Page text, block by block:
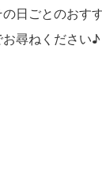
日ごとのおす
尋ねください♪